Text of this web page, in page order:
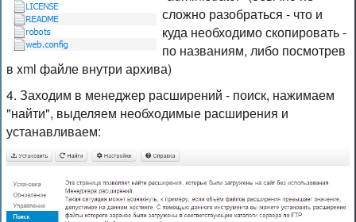
сложно разобраться - что и
куда необходимо скопировать -
по названиям, либо посмотрев
в xml файле внутри архива)
4. Заходим в менеджер расширений - поиск, нажимаем
"найти", выделяем необходимые расширения и
устанавливаем: